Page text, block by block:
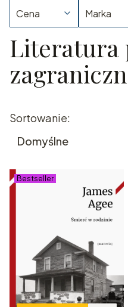
Cena Marka
Koniec filtrów
Literatura
Lista
Sortowanie:
Domyślne
Bestseller